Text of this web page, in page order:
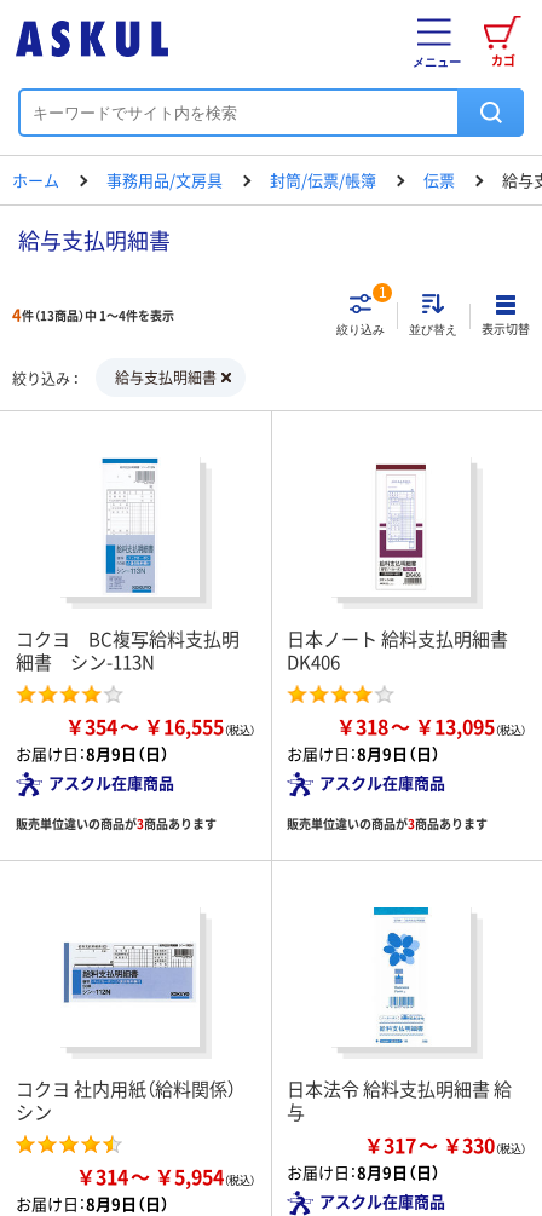
カゴ
メニュー
ホーム 事務用品/文房具 封筒/伝票/帳簿 伝票 給与
給与支払明細書
4件（13商品）中 1～4件を表示
絞り込み
1
並び替え 表示切替
絞り込み 給与支払明細書
コクヨ BC複写給料支払明
細書 シン-113N
￥354 ￥16,555
お届け日：8月9日（日）
アスクル在庫商品
販売単位違いの商品が3商品あります
日本ノート 給料支払明細書
DK406
￥318 ￥13,095
お届け日：8月9日（日）
アスクル在庫商品
販売単位違いの商品が3商品あります
コクヨ 社内用紙（給料関係）
シン
￥314 ￥5,954
お届け日：8月9日（日）
日本法令 給料支払明細書 給
与
￥317 ￥330
お届け日：8月9日（日）
アスクル在庫商品